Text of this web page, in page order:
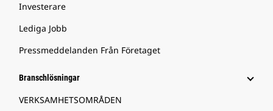
Investerare
Lediga Jobb
Pressmeddelanden Från Företaget
Branschlösningar
VERKSAMHETSOMRÅDEN